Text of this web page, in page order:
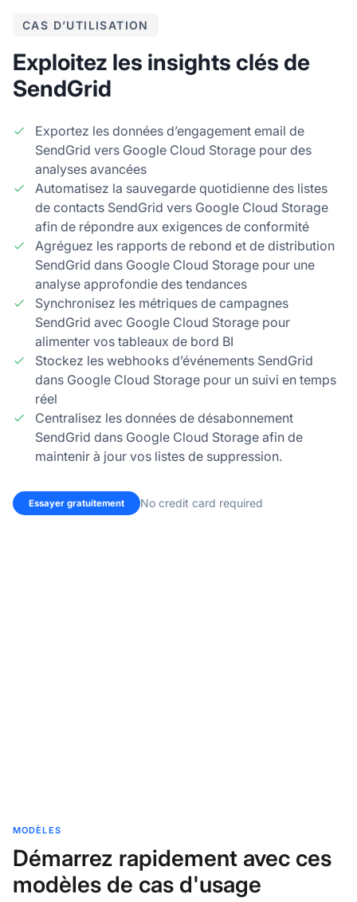
CAS D’UTILISATION
Exploitez les insights clés de
SendGrid
Exportez les données d’engagement email de
SendGrid vers Google Cloud Storage pour des
analyses avancées
Automatisez la sauvegarde quotidienne des listes
de contacts SendGrid vers Google Cloud Storage
afin de répondre aux exigences de conformité
Agréguez les rapports de rebond et de distribution
SendGrid dans Google Cloud Storage pour une
analyse approfondie des tendances
Synchronisez les métriques de campagnes
SendGrid avec Google Cloud Storage pour
alimenter vos tableaux de bord BI
Stockez les webhooks d’événements SendGrid
dans Google Cloud Storage pour un suivi en temps
réel
Centralisez les données de désabonnement
SendGrid dans Google Cloud Storage afin de
maintenir à jour vos listes de suppression.
Essayer gratuitement No credit card required
MODÈLES
Démarrez rapidement avec ces
modèles de cas d'usage